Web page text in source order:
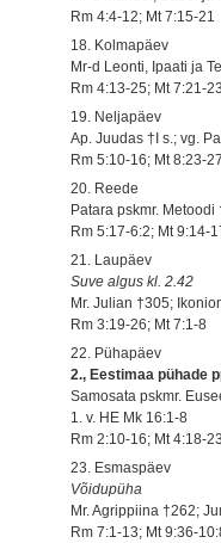
Rm 4:4-12; Mt 7:15-21
18. Kolmapäev
Mr-d Leonti, Ipaati ja
Rm 4:13-25; Mt 7:21-23
19. Neljapäev
Ap. Juudas †I s.; vg.
Rm 5:10-16; Mt 8:23-27
20. Reede
Patara pskmr. Metoodi
Rm 5:17-6:2; Mt 9:14-
21. Laupäev
Suve algus kl. 2.42
Mr. Julian †305;
Rm 3:19-26; Mt 7:1-8
22. Pühapäev
2., Eestimaa pühade
Samosata pskmr.
1. v. HE Mk 16:1-8
Rm 2:10-16; Mt 4:18-23
23. Esmaspäev
Võidupüha
Mr. Agrippiina †262;
Rm 7:1-13; Mt 9:36-